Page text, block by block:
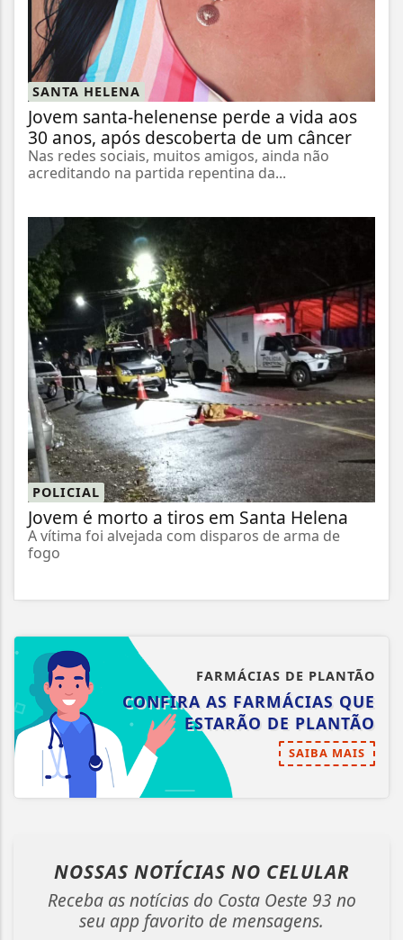
SANTA HELENA
Jovem santa-helenense perde a vida aos
30 anos, após descoberta de um câncer
Nas redes sociais, muitos amigos, ainda não
acreditando na partida repentina da...
POLICIAL
Jovem é morto a tiros em Santa Helena
A vítima foi alvejada com disparos de arma de
fogo
FARMÁCIAS DE PLANTÃO
CONFIRA AS FARMÁCIAS QUE
ESTARÃO DE PLANTÃO
SAIBA MAIS
NOSSAS NOTÍCIAS NO CELULAR
Receba as notícias do Costa Oeste 93 no
seu app favorito de mensagens.